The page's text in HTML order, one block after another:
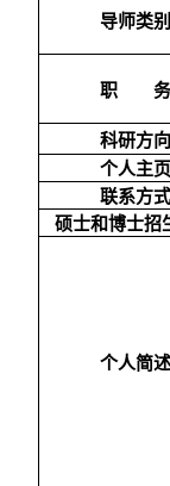
导师类别
职 务
科研方向
个人主页
联系方式
硕士和博士招
个人简述